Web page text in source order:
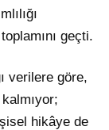
geçti.
verilere göre,
hikâye de